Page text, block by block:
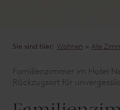
Sie sind hier: Wohnen » Alle
Familienzimmer im Hotel
Rückzugsort für